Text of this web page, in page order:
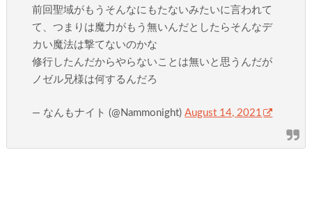
前回聖域がもうそんなにもたないみたいに言われて
て、つまりは魔力がもう無いんだとしたらそんなデ
カい魔法は撃てないのかな
修行したんだからやらないことは無いと思うんだが
ノゼル兄様は何するんだろ
— なんもナイト (@Nammonight)August 14, 2021